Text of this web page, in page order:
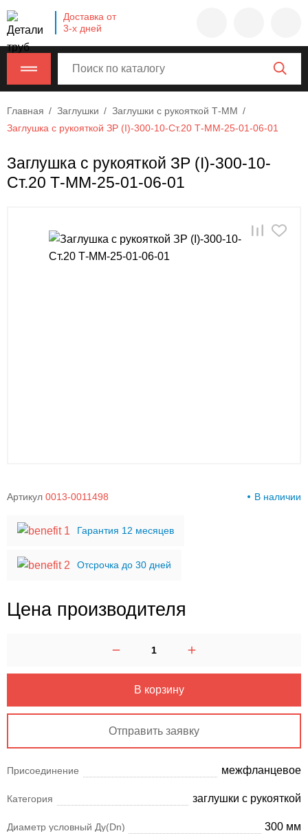
Доставка от
3-х дней
Главная Заглушки
Заглушки с рукояткой Т-ММ
Заглушка с рукояткой ЗР (I)-300-10-Ст.20 Т-ММ-25-01-06-01
Заглушка с рукояткой ЗР (I)-300-10-
Ст.20 Т-ММ-25-01-06-01
Артикул 0013-0011498 В наличии
Гарантия 12 месяцев
Отсрочка до 30 дней
Цена производителя
В корзину
Отправить заявку
Присоединение межфланцевое
Категория заглушки с рукояткой
Диаметр условный Ду(Dn) 300 мм
Company
name
Россия
620000,
Москва,
ул.
Калужская,
info@example.com